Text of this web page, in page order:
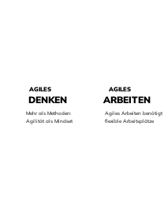
DENKEN
AGILES
Mehr als Methoden:
Agilität als Mindset
ARBEITEN
AGILES
Agiles Arbeiten benötigt
flexible Arbeitsplätze